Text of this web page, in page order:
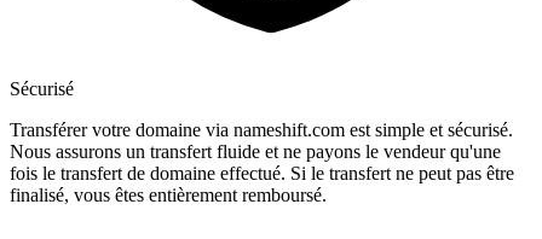
Sécurisé
Transférer votre domaine via nameshift.com est simple et sécurisé.
Nous assurons un transfert fluide et ne payons le vendeur qu'une
fois le transfert de domaine effectué. Si le transfert ne peut pas être
finalisé, vous êtes entièrement remboursé.